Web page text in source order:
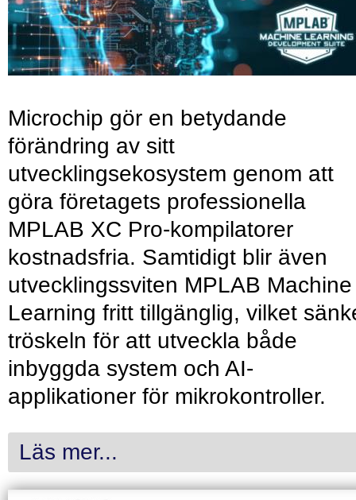
Microchip gör en betydande
förändring av sitt
utvecklingsekosystem genom att
göra företagets professionella
MPLAB XC Pro-kompilatorer
kostnadsfria. Samtidigt blir även
utvecklingssviten MPLAB Machine
Learning fritt tillgänglig, vilket
tröskeln för att utveckla både
inbyggda system och AI-
applikationer för mikrokontroller.
Läs mer...